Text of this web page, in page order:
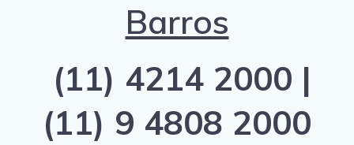
Barros
(11) 4214 2000 |
(11) 9 4808 2000